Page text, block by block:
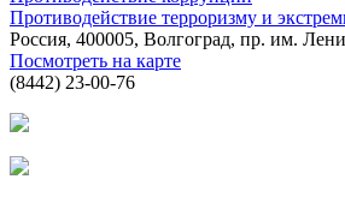
Противодействие терроризму и
Россия, 400005, Волгоград, пр. им.
Посмотреть на карте
(8442) 23-00-76